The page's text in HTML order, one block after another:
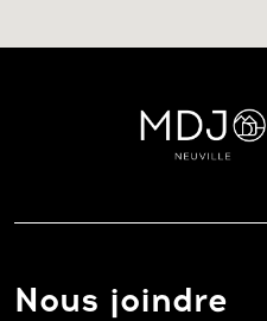
Nous joindre